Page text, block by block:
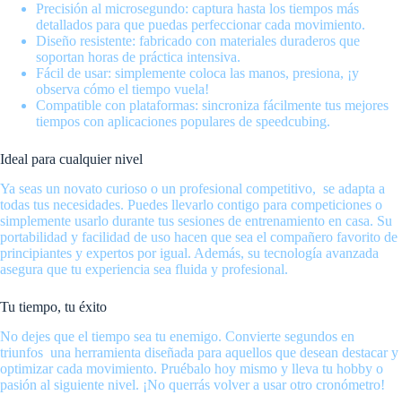
Precisión al microsegundo: captura hasta los tiempos más
detallados para que puedas perfeccionar cada movimiento.
Diseño resistente: fabricado con materiales duraderos que
soportan horas de práctica intensiva.
Fácil de usar: simplemente coloca las manos, presiona, ¡y
observa cómo el tiempo vuela!
Compatible con plataformas: sincroniza fácilmente tus mejores
tiempos con aplicaciones populares de speedcubing.
Ideal para cualquier nivel
Ya seas un novato curioso o un profesional competitivo, se adapta a
todas tus necesidades. Puedes llevarlo contigo para competiciones o
simplemente usarlo durante tus sesiones de entrenamiento en casa. Su
portabilidad y facilidad de uso hacen que sea el compañero favorito de
principiantes y expertos por igual. Además, su tecnología avanzada
asegura que tu experiencia sea fluida y profesional.
Tu tiempo, tu éxito
No dejes que el tiempo sea tu enemigo. Convierte segundos en
triunfos una herramienta diseñada para aquellos que desean destacar y
optimizar cada movimiento. Pruébalo hoy mismo y lleva tu hobby o
pasión al siguiente nivel. ¡No querrás volver a usar otro cronómetro!